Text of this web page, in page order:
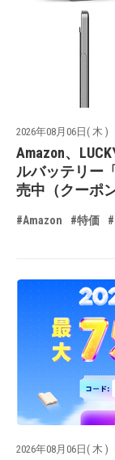
2026年08月06日( 木 )
Amazon、
ルバッテリー
売中（クーポ
#Amazon #特価
2026年08月06日( 木 )